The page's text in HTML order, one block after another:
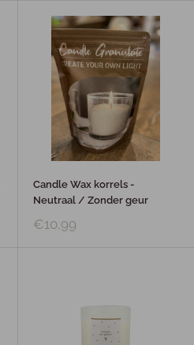
Candle Wax korrels -
Neutraal / Zonder geur
€10,99